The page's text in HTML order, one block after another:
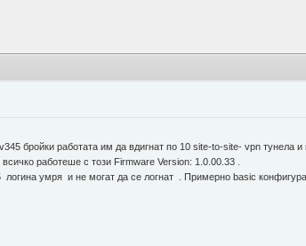
бройки работата им да вдигнат по 10 site-to-site- vpn тунела и
работеше с този Firmware Version: 1.0.00.33 .
умря и не могат да се логнат . Примерно basic